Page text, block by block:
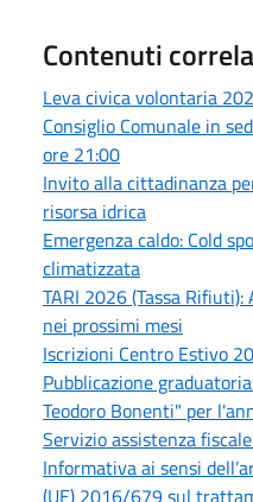
Contenuti
Leva civica volontaria
Consiglio Comunale in
ore 21:00
Invito alla cittadinanza
risorsa idrica
Emergenza caldo: Cold
climatizzata
TARI 2026 (Tassa
nei prossimi mesi
Iscrizioni Centro Estivo
Pubblicazione
Teodoro Bonenti" per
Servizio assistenza
Informativa ai sensi
(UE) 2016/679 sul